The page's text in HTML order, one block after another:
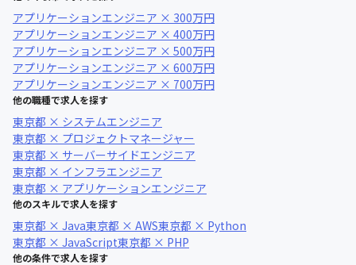
アプリケーションエンジニア × 300万円
アプリケーションエンジニア × 400万円
アプリケーションエンジニア × 500万円
アプリケーションエンジニア × 600万円
アプリケーションエンジニア × 700万円
他の職種で求人を探す
東京都 × システムエンジニア
東京都 × プロジェクトマネージャー
東京都 × サーバーサイドエンジニア
東京都 × インフラエンジニア
東京都 × アプリケーションエンジニア
他のスキルで求人を探す
東京都 × Java東京都 × AWS東京都 × Python
東京都 × JavaScript東京都 × PHP
他の条件で求人を探す